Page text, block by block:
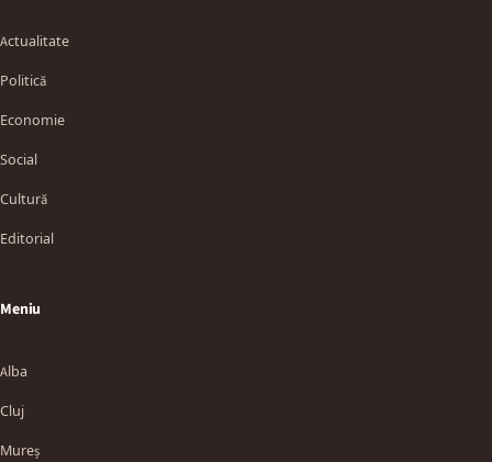
Actualitate
Politică
Economie
Social
Cultură
Editorial
Meniu
Alba
Cluj
Mureș